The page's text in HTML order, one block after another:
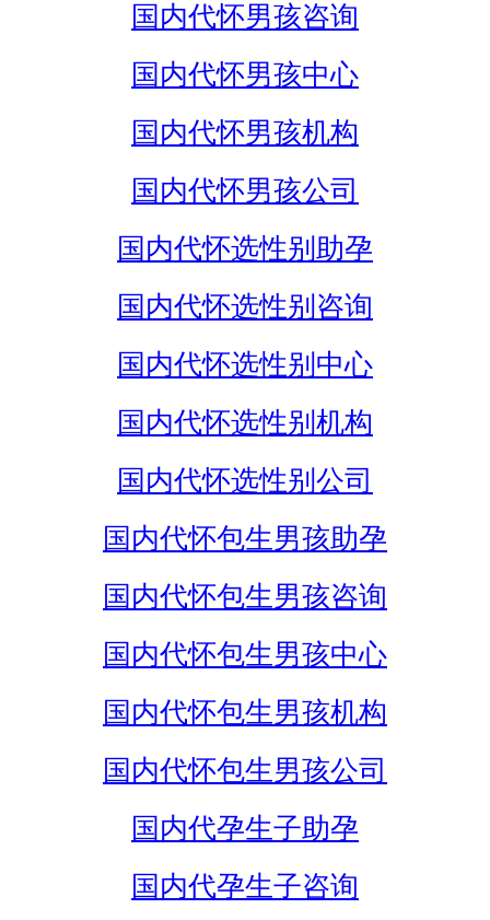
国内代怀男孩咨询
国内代怀男孩中心
国内代怀男孩机构
国内代怀男孩公司
国内代怀选性别助孕
国内代怀选性别咨询
国内代怀选性别中心
国内代怀选性别机构
国内代怀选性别公司
国内代怀包生男孩助孕
国内代怀包生男孩咨询
国内代怀包生男孩中心
国内代怀包生男孩机构
国内代怀包生男孩公司
国内代孕生子助孕
国内代孕生子咨询